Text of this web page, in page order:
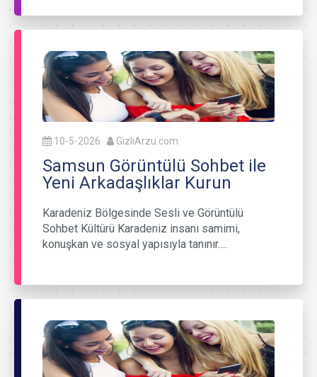
10-5-2026 GizliArzu.com
Samsun Görüntülü Sohbet ile
Yeni Arkadaşlıklar Kurun
Karadeniz Bölgesinde Sesli ve Görüntülü
Sohbet Kültürü Karadeniz insanı samimi,
konuşkan ve sosyal yapısıyla tanınır….